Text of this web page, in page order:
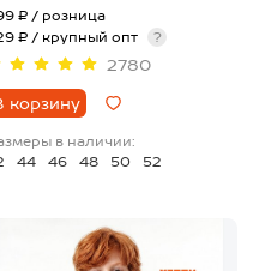
₽ / розница
₽ / крупный опт
?
2780
корзину
в наличии:
44 46 48 50 52